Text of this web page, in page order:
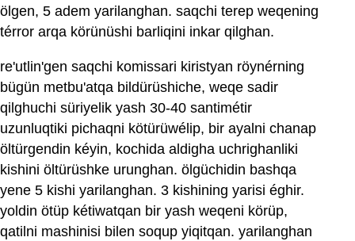
ölgen, 5 adem yarilanghan. saqchi terep weqening
térror arqa körünüshi barliqini inkar qilghan.
re'utlin'gen saqchi komissari kiristyan röynérning
bügün metbu'atqa bildürüshiche, weqe sadir
qilghuchi süriyelik yash 30-40 santimétir
uzunluqtiki pichaqni kötürüwélip, bir ayalni chanap
öltürgendin kéyin, kochida aldigha uchrighanliki
kishini öltürüshke urunghan. ölgüchidin bashqa
yene 5 kishi yarilanghan. 3 kishining yarisi éghir.
yoldin ötüp kétiwatqan bir yash weqeni körüp,
qatilni mashinisi bilen soqup yiqitqan. yarilanghan